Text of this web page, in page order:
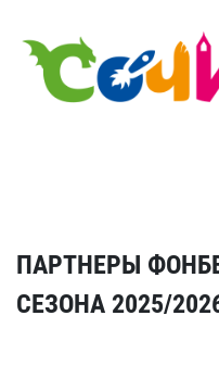
ПАРТНЕРЫ
СЕЗОНА 2025/